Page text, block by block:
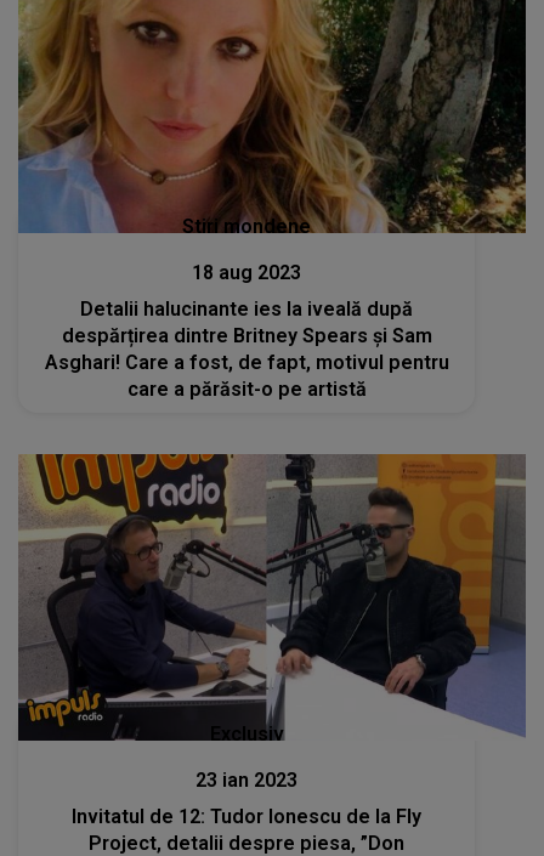
Stiri mondene
18 aug 2023
Detalii halucinante ies la iveală după
despărțirea dintre Britney Spears și Sam
Asghari! Care a fost, de fapt, motivul pentru
care a părăsit-o pe artistă
Exclusiv
23 ian 2023
Invitatul de 12: Tudor Ionescu de la Fly
Project, detalii despre piesa, ”Don